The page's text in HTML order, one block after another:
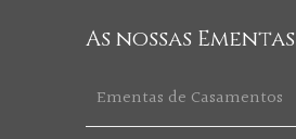
As nossas Ementas
Ementas de Casamentos